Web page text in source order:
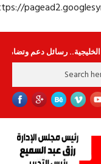
https://
دعم وتضامن للأشقاء